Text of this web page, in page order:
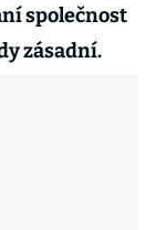
společnost
zásadní.